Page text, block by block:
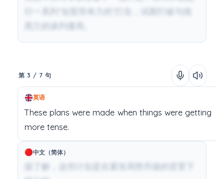
行一系列“短暂而有力的”打击，试图打破与德
第 3 / 7 句
英语
These plans were made when things were getting
more tense.
中文（简体）
据了解，这些计划是在紧张局势升级的背景下